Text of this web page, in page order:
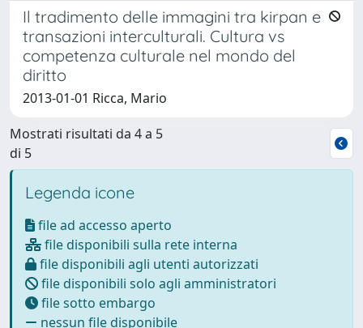
Il tradimento delle immagini tra kirpan e
transazioni interculturali. Cultura vs
competenza culturale nel mondo del
diritto
2013-01-01 Ricca, Mario
Mostrati risultati da 4 a 5
di 5
Legenda icone
file ad accesso aperto
file disponibili sulla rete interna
file disponibili agli utenti autorizzati
file disponibili solo agli amministratori
file sotto embargo
nessun file disponibile